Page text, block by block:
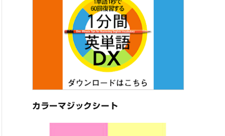
カラーマジックシート